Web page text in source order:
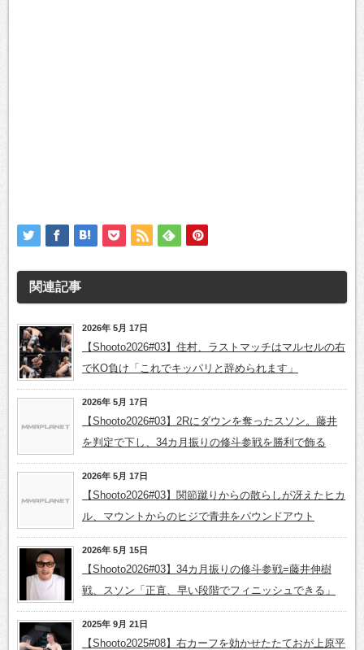
関連記事
2026年 5月 17日
【Shooto2026#03】住村、ラストマッチはマルセルの右
でKO負け「これでキッパリと辞められます」
2026年 5月 17日
【Shooto2026#03】2Rにダウンを奪ったスソン。藤井
を判定で下し、34カ月振りの修斗参戦を勝利で飾る
2026年 5月 17日
【Shooto2026#03】関節蹴りからの散らしが冴えたヒカ
ル、マウントからのヒジで青井をパウンドアウト
2026年 5月 15日
【Shooto2026#03】34カ月振りの修斗参戦=藤井伸樹
戦、スソン「正直、早い段階でフィニッシュできる」
2025年 9月 21日
【Shooto2025#08】右カーフを効かせたたておが上原平